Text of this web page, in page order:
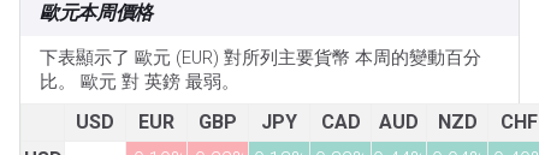
歐元本周價格
下表顯示了 歐元 (EUR) 對所列主要貨幣 本周的變動百分
比。 歐元 對 英鎊 最弱。
USD EUR GBP JPY CAD AUD NZD
CHF